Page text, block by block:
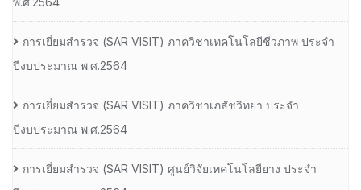
การเยี่ยมสํารวจ (SAR VISIT) ภาควิชาเทคโนโลยีชีวภาพ ประจํา
ปีงบประมาณ พ.ศ.2564
การเยี่ยมสํารวจ (SAR VISIT) ภาควิชาเภสัชวิทยา ประจํา
ปีงบประมาณ พ.ศ.2564
การเยี่ยมสํารวจ (SAR VISIT) ศูนย์วิจัยเทคโนโลยียาง ประจํา